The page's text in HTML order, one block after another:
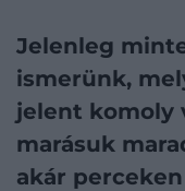
Jelenleg
ismerünk,
jelent komoly
marásuk
akár